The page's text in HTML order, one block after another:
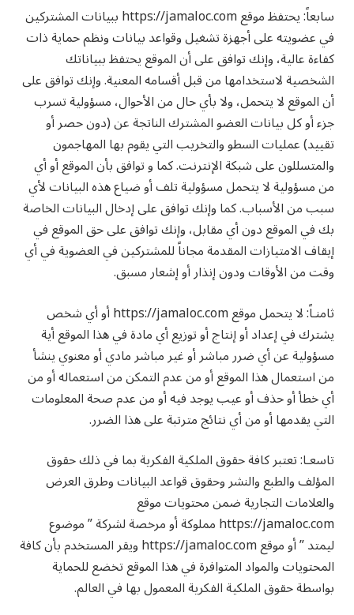
سابعاً: يحتفظ موقع https://jamaloc.com ببيانات المشتركين
في عضويته على أجهزة تشغيل وقواعد بيانات ونظم حماية ذات
كفاءة عالية، وإنك توافق على أن الموقع يحتفظ ببياناتك
الشخصية لاستخدامها من قبل أقسامه المعنية. وإنك توافق على
أن الموقع لا يتحمل، ولا بأي حال من الأحوال، مسؤولية تسرب
جزء أو كل بيانات العضو المشترك الناتجة عن (دون حصر أو
تقييد) عمليات السطو والتخريب التي يقوم بها المهاجمون
والمتسللون على شبكة الإنترنت. كما و توافق بأن الموقع أو أي
من مسؤولية لا يتحمل مسؤولية تلف أو ضياع هذه البيانات لأي
سبب من الأسباب. كما وإنك توافق على إدخال البيانات الخاصة
بك في الموقع دون أي مقابل، وإنك توافق على حق الموقع في
إيقاف الامتيازات المقدمة مجاناً للمشتركين في العضوية في أي
وقت من الأوقات ودون إنذار أو إشعار مسبق.
ثامنـاً: لا يتحمل موقع https://jamaloc.com أو أي شخص
يشترك في إعداد أو إنتاج أو توزيع أي مادة في هذا الموقع أية
مسؤولية عن أي ضرر مباشر أو غير مباشر مادي أو معنوي ينشأ
من استعمال هذا الموقع أو من عدم التمكن من استعماله أو من
أي خطأ أو حذف أو عيب يوجد فيه أو من عدم صحة المعلومات
التي يقدمها أو من أي نتائج مترتبة على هذا الضرر.
تاسعـا: تعتبر كافة حقوق الملكية الفكرية بما في ذلك حقوق
المؤلف والطبع والنشر وحقوق قواعد البيانات وطرق العرض
والعلامات التجارية ضمن محتويات موقع
https://jamaloc.com مملوكة أو مرخصة لشركة ” موضوع
ليمتد ” أو موقع https://jamaloc.com ويقر المستخدم بأن كافة
المحتويات والمواد المتوافرة في هذا الموقع تخضع للحماية
بواسطة حقوق الملكية الفكرية المعمول بها في العالم.